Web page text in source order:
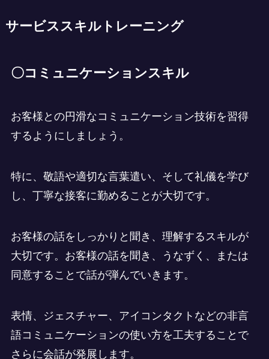
サービススキルトレーニング
〇コミュニケーションスキル
お客様との円滑なコミュニケーション技術を習得
するようにしましょう。
特に、敬語や適切な言葉遣い、そして礼儀を学び
し、丁寧な接客に勤めることが大切です。
お客様の話をしっかりと聞き、理解するスキルが
大切です。お客様の話を聞き、うなずく、または
同意することで話が弾んでいきます。
表情、ジェスチャー、アイコンタクトなどの非言
語コミュニケーションの使い方を工夫することで
さらに会話が発展します。